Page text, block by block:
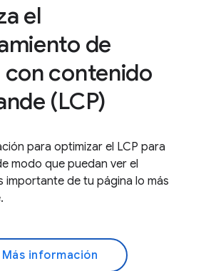
el
de
con contenido
(LCP)
para optimizar el LCP para
modo que puedan ver el
importante de tu página lo más
Más información